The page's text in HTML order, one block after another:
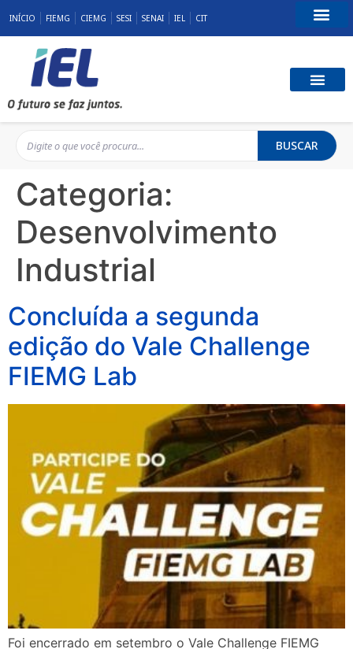
INÍCIO FIEMG CIEMG SESI SENAI IEL CIT
BUSCAR
Categoria:
Desenvolvimento
Industrial
Concluída a segunda
edição do Vale Challenge
FIEMG Lab
Foi encerrado em setembro o Vale Challenge FIEMG